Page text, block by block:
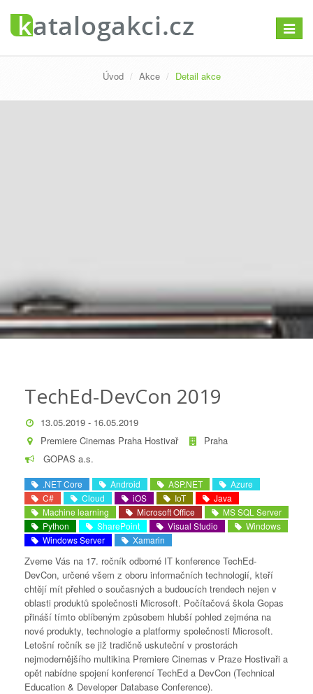
Úvod Akce Detail akce
TechEd-DevCon 2019
13.05.2019 - 16.05.2019
Premiere Cinemas Praha Hostivař
Praha
GOPAS a.s.
.NET Core Android ASP.NET
Azure
C#
Cloud iOS IoT
Java
Machine learning
Microsoft Office
MS SQL Server
Python
SharePoint Visual Studio
Windows
Windows Server
Xamarin
Zveme Vás na 17. ročník odborné IT konference TechEd-
DevCon, určené všem z oboru informačních technologií, kteří
chtějí mít přehled o současných a budoucích trendech nejen v
oblasti produktů společnosti Microsoft. Počítačová škola Gopas
přináší tímto oblíbeným způsobem hlubší pohled zejména na
nové produkty, technologie a platformy společnosti Microsoft.
Letošní ročník se již tradičně uskuteční v prostorách
nejmodernějšího multikina Premiere Cinemas v Praze Hostivaři a
opět nabídne spojení konferencí TechEd a DevCon (Technical
Education & Developer Database Conference).